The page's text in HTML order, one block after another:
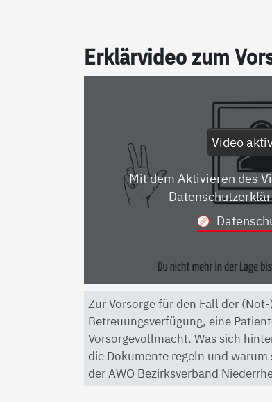
Er­klär­vi­deo zum
Video
Mit dem Aktivieren des
Zur Vorsorge für den Fall der
Betreuungsverfügung, eine
Vorsorgevollmacht. Was sich
die Dokumente regeln und
der AWO Bezirksverband